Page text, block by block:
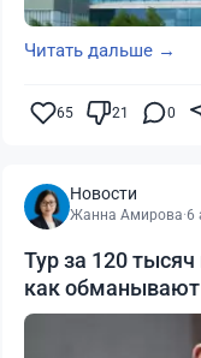
Читать дальше →
65 21 0
Новости
Жанна Амирова·6
Тур за 120
как обманывают